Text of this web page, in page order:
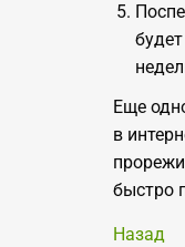
Еще
в
быстро
Назад